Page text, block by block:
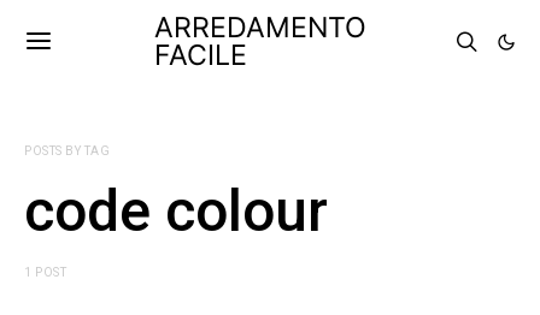
ARREDAMENTO
FACILE
POSTS BY TAG
code colour
1 POST